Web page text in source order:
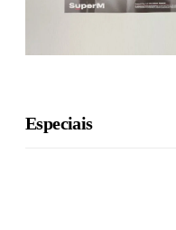
Especiais